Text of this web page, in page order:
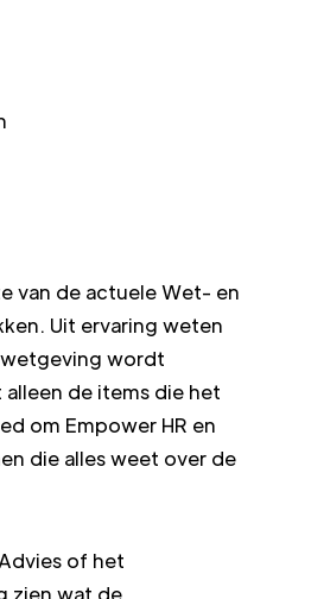
van de actuele Wet- en
Uit ervaring weten
wordt
de items die het
om Empower HR en
die alles weet over de
of het
zien wat de